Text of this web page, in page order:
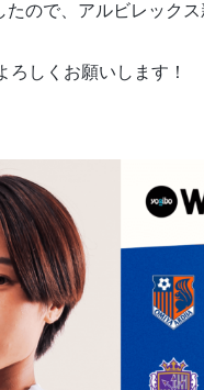
たので、アルビレック
しくお願いします！